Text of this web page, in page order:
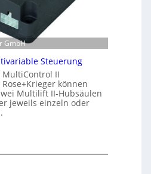
GmbH
Steuerung
II
können
Multilift II-Hubsäulen
jeweils einzeln oder